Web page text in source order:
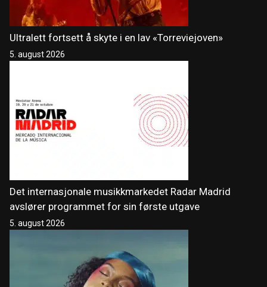
Ultralett fortsett å skyte i en lav «Torreviejoven»
5. august 2026
Det internasjonale musikkmarkedet Radar Madrid
avslører programmet for sin første utgave
5. august 2026